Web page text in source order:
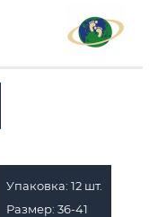
Упаковка: 12 шт.
Размер: 36-41